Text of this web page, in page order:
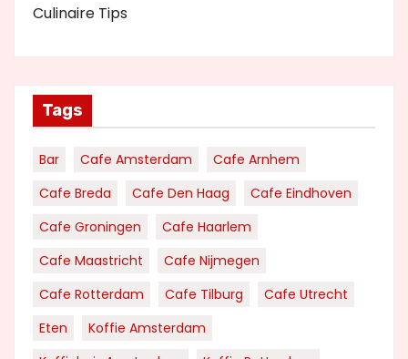
Culinaire Tips
Tags
Bar Cafe Amsterdam
Cafe Arnhem
Cafe Breda
Cafe Den Haag
Cafe Eindhoven
Cafe Groningen
Cafe Haarlem
Cafe Maastricht
Cafe Nijmegen
Cafe Rotterdam
Cafe Tilburg
Cafe Utrecht
Eten
Koffie Amsterdam